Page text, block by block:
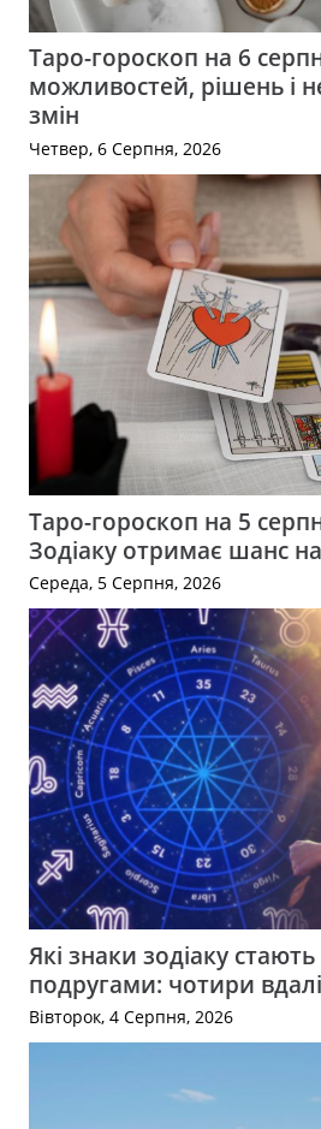
Таро-гороскоп на 6
можливостей, рішень і
змін
Четвер, 6 Серпня, 2026
Таро-гороскоп на 5
Зодіаку отримає шанс
Середа, 5 Серпня, 2026
Які знаки зодіаку
подругами: чотири
Вівторок, 4 Серпня, 2026